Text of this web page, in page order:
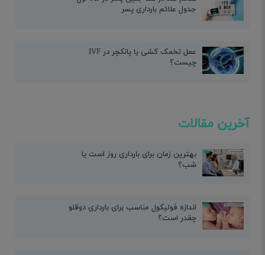
جدول علائم بارداری پسر
عمل تخمک کشی یا پانکچر در IVF
چیست؟
آخرین مقالات
بهترین زمان برای بارداری روز است یا
شب؟
اندازه فولیکول مناسب برای بارداری دوقلو
چقدر است؟